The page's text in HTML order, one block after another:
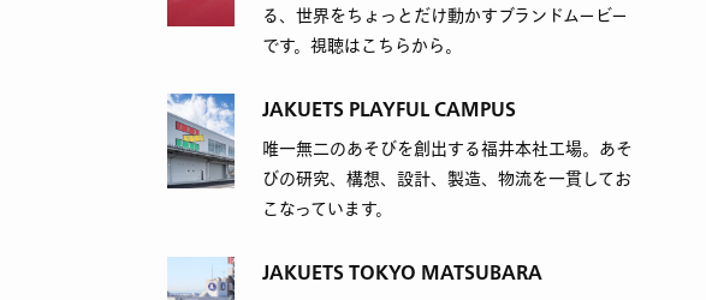
る、世界をちょっとだけ動かすブランドムービー
です。視聴はこちらから。
JAKUETS PLAYFUL CAMPUS
唯一無二のあそびを創出する福井本社工場。あそ
びの研究、構想、設計、製造、物流を一貫してお
こなっています。
JAKUETS TOKYO MATSUBARA